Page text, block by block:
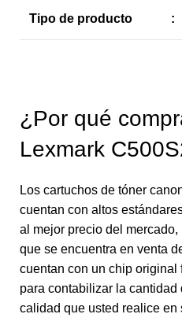
Tipo de producto :
¿Por qué
Lexmark
Los cartuchos de tóner
cuentan con altos
al mejor precio del
que se encuentra en venta
cuentan con un chip
para contabilizar la cantidad
calidad que usted realice en